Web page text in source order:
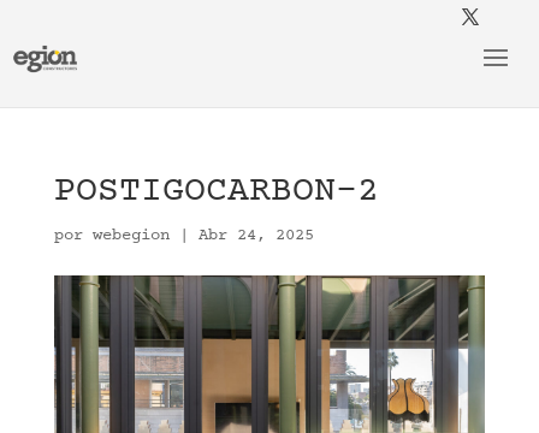
POSTIGOCARBON-2
por webegion| Abr 24, 2025